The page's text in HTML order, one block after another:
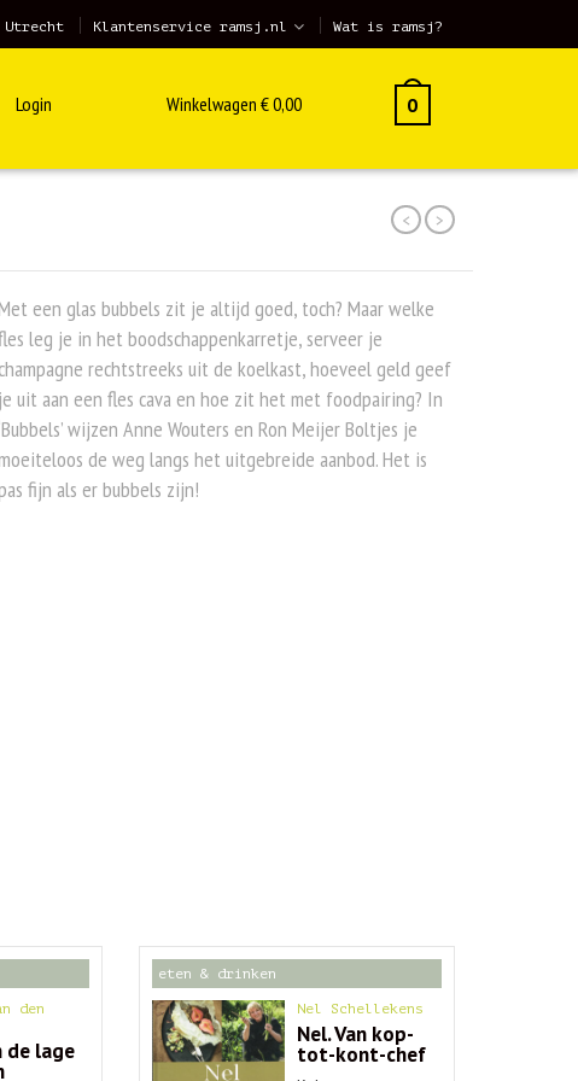
Utrecht Klantenservice ramsj.nl Wat is ramsj?
Login Winkelwagen €0,00 0
< >
een glas bubbels zit je altijd goed, toch? Maar welke
leg je in het boodschappenkarretje, serveer je
champagne rechtstreeks uit de koelkast, hoeveel geld geef
je uit aan een fles cava en hoe zit het met foodpairing? In
‘Bubbels’ wijzen Anne Wouters en Ron Meijer Boltjes je
de weg langs het uitgebreide aanbod. Het is
fijn als er bubbels zijn!
den
de lage
eten & drinken
Nel Schellekens
Nel. Van kop-
tot-kont-chef